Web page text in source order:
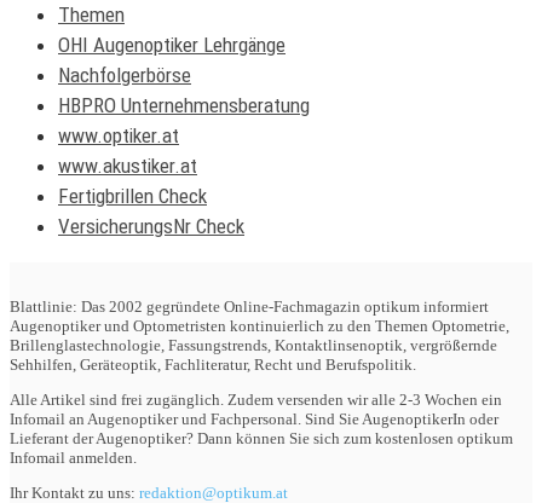
Themen
OHI Augenoptiker Lehrgänge
Nachfolgerbörse
HBPRO Unternehmensberatung
www.optiker.at
www.akustiker.at
Fertigbrillen Check
VersicherungsNr Check
Blattlinie: Das 2002 gegründete Online-Fachmagazin optikum informiert
Augenoptiker und Optometristen kontinuierlich zu den Themen Optometrie,
Brillenglastechnologie, Fassungstrends, Kontaktlinsenoptik, vergrößernde
Sehhilfen, Geräteoptik, Fachliteratur, Recht und Berufspolitik.
Alle Artikel sind frei zugänglich. Zudem versenden wir alle 2-3 Wochen ein
Infomail an Augenoptiker und Fachpersonal. Sind Sie AugenoptikerIn oder
Lieferant der Augenoptiker? Dann können Sie sich zum kostenlosen optikum
Infomail anmelden.
Ihr Kontakt zu uns: redaktion@optikum.at